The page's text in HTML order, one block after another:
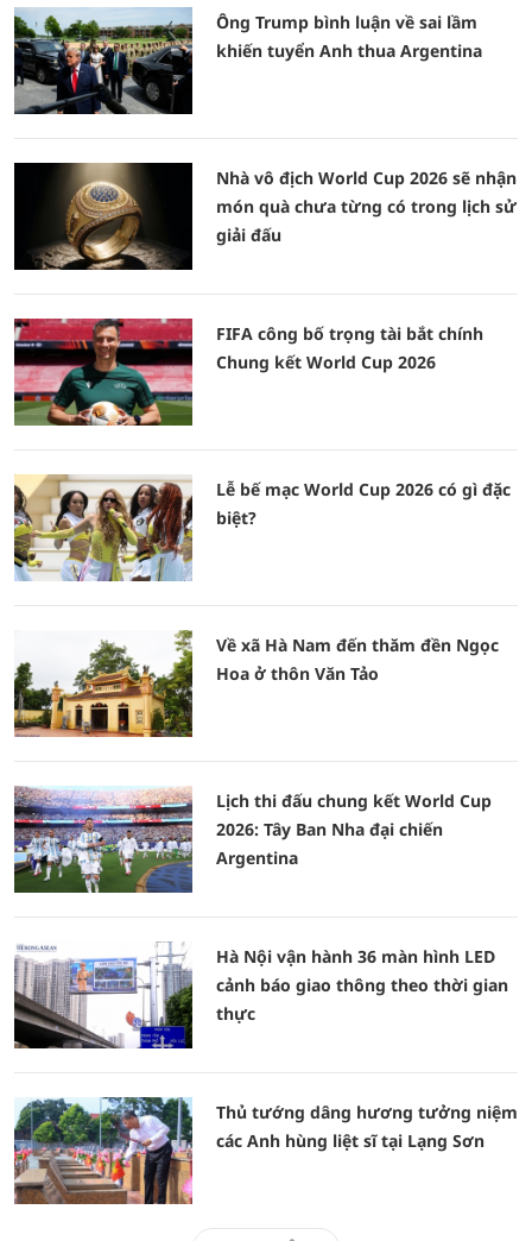
Ông Trump bình luận về sai lầm
khiến tuyển Anh thua Argentina
Nhà vô địch World Cup 2026 sẽ nhận
món quà chưa từng có trong lịch sử
giải đấu
FIFA công bố trọng tài bắt chính
Chung kết World Cup 2026
Lễ bế mạc World Cup 2026 có gì đặc
biệt?
Về xã Hà Nam đến thăm đền Ngọc
Hoa ở thôn Văn Tảo
Lịch thi đấu chung kết World Cup
2026: Tây Ban Nha đại chiến
Argentina
Hà Nội vận hành 36 màn hình LED
cảnh báo giao thông theo thời gian
thực
Thủ tướng dâng hương tưởng niệm
các Anh hùng liệt sĩ tại Lạng Sơn